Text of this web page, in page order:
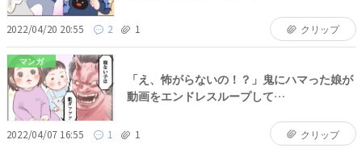
2022/04/20 20:55 2 1 クリップ
マンガ
「え、怖がらないの！？」鬼にハマった娘が
動画をエンドレスループして…
2022/04/07 16:55 1 1 クリップ